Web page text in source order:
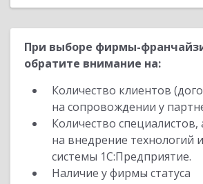
При выборе фирмы-
обратите внимание на:
Количество клиентов
на сопровождении у
Количество
на внедрение технологий
системы 1С:Предприятие.
Наличие у фирмы статуса